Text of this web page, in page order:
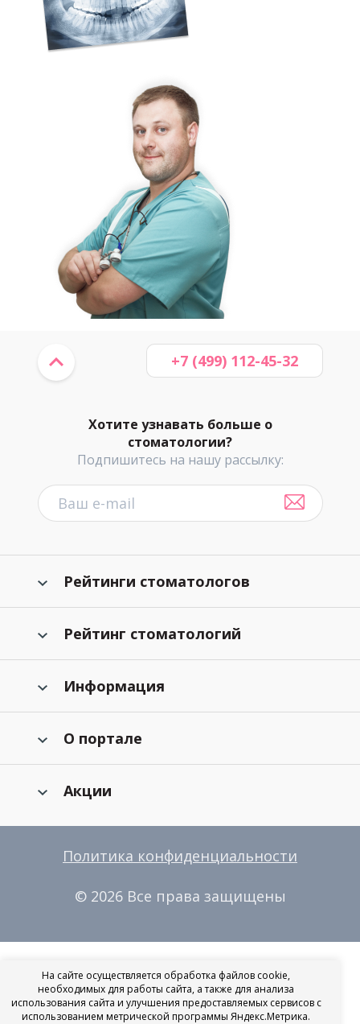
Хотите узнавать больше о
стоматологии?
Подпишитесь на нашу рассылку:
+7 (499) 112-45-32
Рейтинги стоматологов
Рейтинг стоматологий
Информация
О портале
Акции
Политика конфиденциальности
© 2026 Все права защищены
На сайте осуществляется обработка файлов cookie,
необходимых для работы сайта, а также для анализа
использования сайта и улучшения предоставляемых сервисов с
использованием метрической программы Яндекс.Метрика.